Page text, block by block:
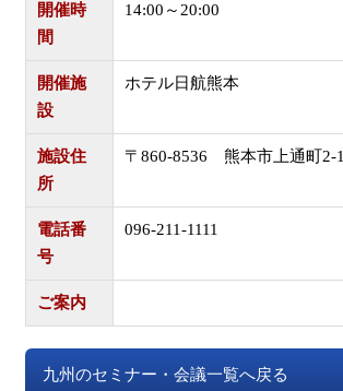
開催時
間
14:00～20:00
開催施
設
ホテル日航熊本
施設住
所
〒860-8536 熊本市上通町2-1
電話番
号
096-211-1111
ご案内
九州のセミナー・会議一覧へ戻る